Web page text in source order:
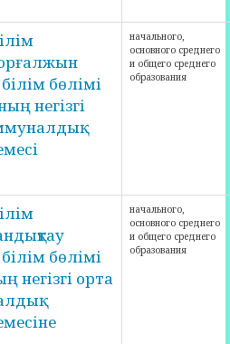
бөлімі
негізгі
начального,
основного среднего
и общего среднего
образования
бөлімі
негізгі орта
начального,
основного среднего
и общего среднего
образования